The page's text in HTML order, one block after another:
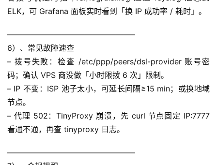
ELK，可 Grafana 面板实时看到「换 IP 成功率 / 耗时」。
————————————————–
6）、常见故障速查
– 拨号失败：检查 /etc/ppp/peers/dsl-provider 账号密
码；确认 VPS 商没做「小时限拨 6 次」限制。
– IP 不变：ISP 池子太小，可延长间隔≥15 min；或换地域
节点。
– 代理 502：TinyProxy 崩溃，先 curl 节点固定 IP:7777
看通不通，再查 tinyproxy 日志。
————————————————–